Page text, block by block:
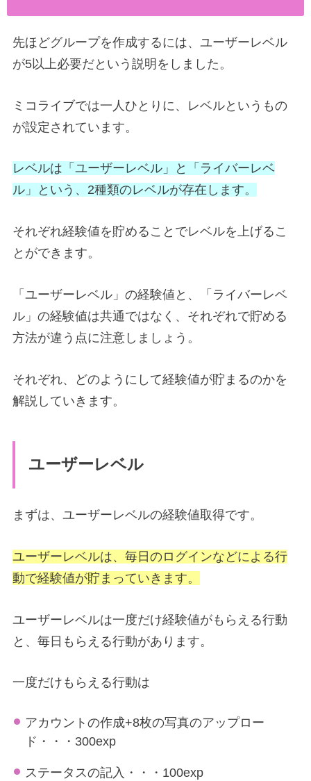
先ほどグループを作成するには、ユーザーレベル
が5以上必要だという説明をしました。
ミコライブでは一人ひとりに、レベルというもの
が設定されています。
レベルは「ユーザーレベル」と「ライバーレベ
ル」という、2種類のレベルが存在します。
それぞれ経験値を貯めることでレベルを上げるこ
とができます。
「ユーザーレベル」の経験値と、「ライバーレベ
ル」の経験値は共通ではなく、それぞれで貯める
方法が違う点に注意しましょう。
それぞれ、どのようにして経験値が貯まるのかを
解説していきます。
ユーザーレベル
まずは、ユーザーレベルの経験値取得です。
ユーザーレベルは、毎日のログインなどによる行
動で経験値が貯まっていきます。
ユーザーレベルは一度だけ経験値がもらえる行動
と、毎日もらえる行動があります。
一度だけもらえる行動は
アカウントの作成+8枚の写真のアップロー
ド・・・300exp
ステータスの記入・・・100exp